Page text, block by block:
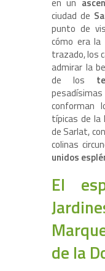
ciudad de
punto de
cómo era
trazado, los
admirar la
de los
conforman
típicas de la
de Sarlat,
colinas
unidos
El
de la